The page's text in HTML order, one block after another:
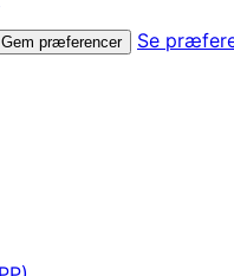
Gem præferencer
Se